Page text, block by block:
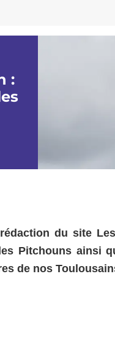
:
du site
Pitchouns ainsi
de nos